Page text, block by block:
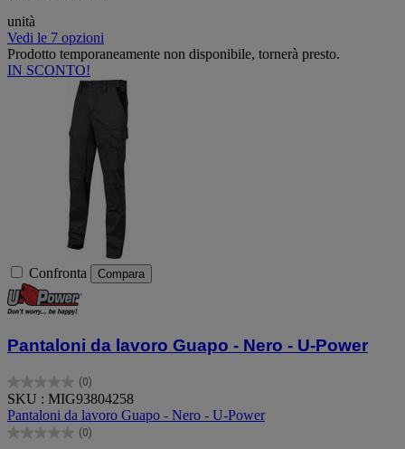
unità
Vedi le 7 opzioni
Prodotto temporaneamente non disponibile, tornerà presto.
IN SCONTO!
Confronta Compara
Pantaloni da lavoro Guapo - Nero - U-Power
(0)
0.0
su
5
stelle.
SKU : MIG93804258
Pantaloni da lavoro Guapo - Nero - U-Power
(0)
0.0